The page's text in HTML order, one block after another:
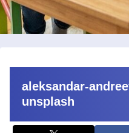
aleksandar-
unsplash